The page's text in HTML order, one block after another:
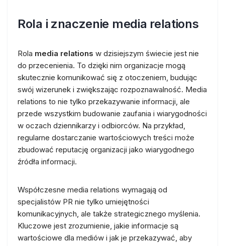
Rola i znaczenie media relations
Rola media relations w dzisiejszym świecie jest nie
do przecenienia. To dzięki nim organizacje mogą
skutecznie komunikować się z otoczeniem, budując
swój wizerunek i zwiększając rozpoznawalność. Media
relations to nie tylko przekazywanie informacji, ale
przede wszystkim budowanie zaufania i wiarygodności
w oczach dziennikarzy i odbiorców. Na przykład,
regularne dostarczanie wartościowych treści może
zbudować reputację organizacji jako wiarygodnego
źródła informacji.
Współczesne media relations wymagają od
specjalistów PR nie tylko umiejętności
komunikacyjnych, ale także strategicznego myślenia.
Kluczowe jest zrozumienie, jakie informacje są
wartościowe dla mediów i jak je przekazywać, aby